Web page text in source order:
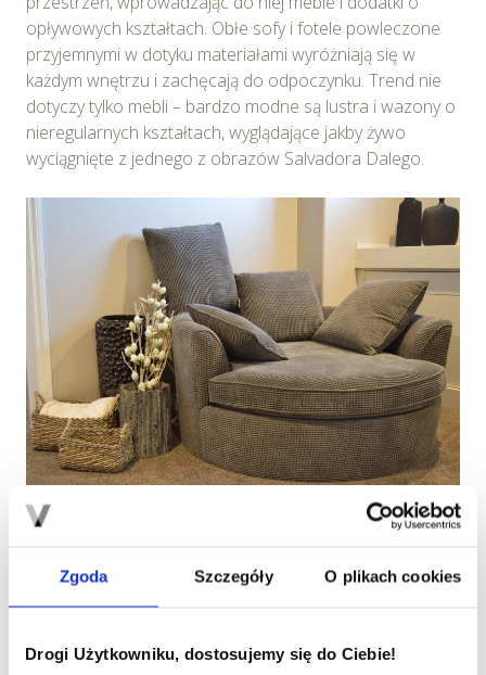
Zgoda Szczegóły O plikach cookies
Drogi Użytkowniku, dostosujemy się do Ciebie!
opływowych kształtach. Obłe sofy i fotele powleczone
przyjemnymi w dotyku materiałami wyróżniają się w
każdym wnętrzu i zachęcają do odpoczynku. Trend nie
dotyczy tylko mebli – bardzo modne są lustra i wazony o
nieregularnych kształtach, wyglądające jakby żywo
wyciągnięte z jednego z obrazów Salvadora Dalego.
Powrót do kolorów
wszechobecnej bieli i szarości. Powracają kolory – i to
najlepiej w ciepłych tonach, które sprawiają, że wnętrza
królują teraz w najmodniejszych wnętrzach.